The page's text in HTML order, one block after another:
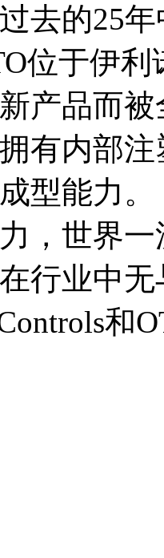
去的25
位于伊利
产品而
有内部
型能力
，世界
行业中
和